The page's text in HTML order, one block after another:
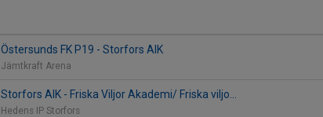
Östersunds FK P19 - Storfors AIK
Jämtkraft Arena
Storfors AIK - Friska Viljor Akademi/ Friska viljo...
Hedens IP Storfors